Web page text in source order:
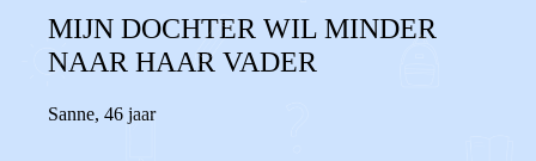
MIJN DOCHTER WIL MINDER
NAAR HAAR VADER
Sanne, 46 jaar